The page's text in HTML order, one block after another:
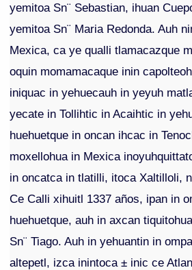
yemitoa Sn¨ Sebastian, ihuan
yemitoa Sn¨ Maria Redonda. Auh
Mexica, ca ye qualli tlamacazque
oquin momamacaque inin
iniquac in yehuecauh in yeyuh
yecate in Tollihtic in Acaihtic in
huehuetque in oncan ihcac in
moxellohua in Mexica
in oncatca in tlatilli, itoca Xaltilloli,
Ce Calli xihuitl 1337 años, ipan in
huehuetque, auh in axcan
Sn¨ Tiago. Auh in yehuantin in
altepetl, izca inintoca ± inic ce